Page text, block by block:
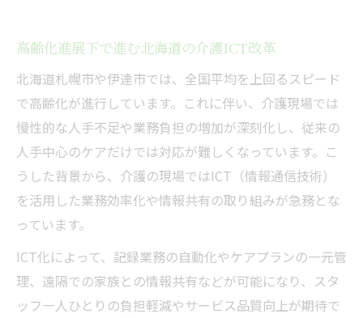
高齢化進展下で進む北海道の介護ICT改革
北海道札幌市や伊達市では、全国平均を上回るスピード
で高齢化が進行しています。これに伴い、介護現場では
慢性的な人手不足や業務負担の増加が深刻化し、従来の
人手中心のケアだけでは対応が難しくなっています。こ
うした背景から、介護の現場ではICT（情報通信技術）
を活用した業務効率化や情報共有の取り組みが急務とな
っています。
ICT化によって、記録業務の自動化やケアプランの一元管
理、遠隔での家族との情報共有などが可能になり、スタ
ッフ一人ひとりの負担軽減やサービス品質向上が期待で